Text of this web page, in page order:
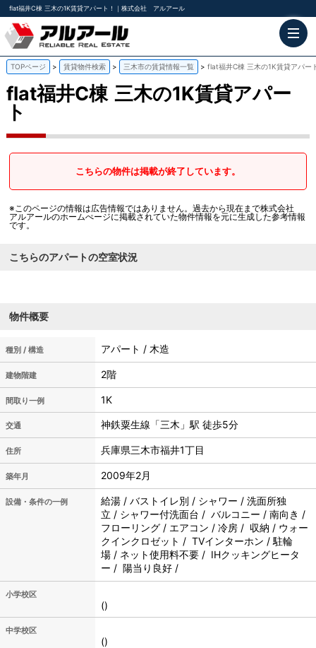
flat福井C棟 三木の1K賃貸アパート！｜株式会社 アルアール
TOPページ 賃貸物件検索 三木市の賃貸情報一覧 flat福井C棟 三木の1K賃貸アパー
flat福井C棟 三木の1K賃貸アパー
ト
こちらの物件は掲載が終了しています。
※このページの情報は広告情報ではありません。過去から現在まで株式会社
アルアールのホームぺージに掲載されていた物件情報を元に生成した参考情報
です。
こちらのアパートの空室状況
物件概要
種別 / 構造 アパート / 木造
建物階建 2階
間取り一例 1K
交通 神鉄粟生線「三木」駅 徒歩5分
住所 兵庫県三木市福井1丁目
築年月 2009年2月
設備・条件の一例
給湯 / バストイレ別 / シャワー / 洗面所独
立 / シャワー付洗面台 / バルコニー / 南向き /
フローリング / エアコン / 冷房 / 収納 / ウォー
クインクロゼット / TVインターホン / 駐輪
場 / ネット使用料不要 / IHクッキングヒータ
ー / 陽当り良好 /
小学校区
()
中学校区
()